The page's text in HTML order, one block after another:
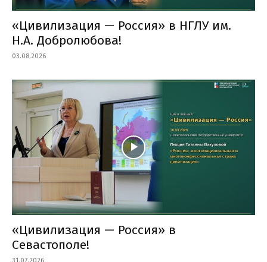
«Цивилизация — Россия» в НГЛУ им.
Н.А. Добролюбова!
03.08.2026
«Цивилизация — Россия» в
Севастополе!